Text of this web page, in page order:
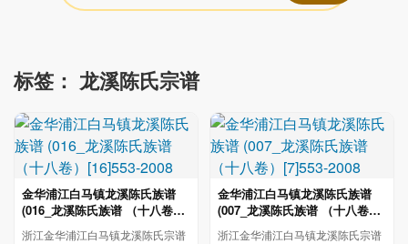
标签： 龙溪陈氏宗谱
金华浦江白马镇龙溪陈氏族谱
(016_龙溪陈氏族谱 （十八卷）
[16]553-2008
浙江金华浦江白马镇龙溪陈氏宗谱
金华浦江白马镇龙溪陈氏族谱
(007_龙溪陈氏族谱 （十八卷）
[7]553-2008
浙江金华浦江白马镇龙溪陈氏宗谱